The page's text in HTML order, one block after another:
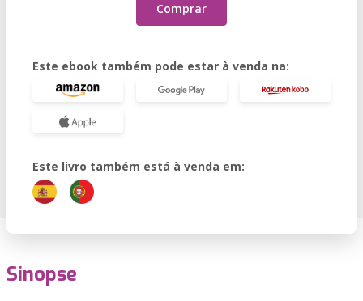
Comprar
Este ebook também pode estar à venda na:
Este livro também está à venda em:
Sinopse